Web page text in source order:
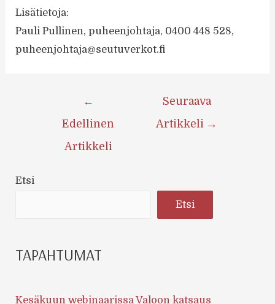
Lisätietoja:
Pauli Pullinen, puheenjohtaja, 0400 448 528,
puheenjohtaja@seutuverkot.fi
←
Edellinen
Artikkeli
Seuraava
Artikkeli →
Etsi
Etsi
TAPAHTUMAT
Kesäkuun webinaarissa Valoon katsaus